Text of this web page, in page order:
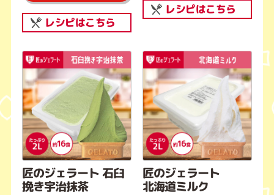
レシピはこちら
レシピはこちら
匠のジェラート 石臼
挽き宇治抹茶
匠のジェラート
北海道ミルク